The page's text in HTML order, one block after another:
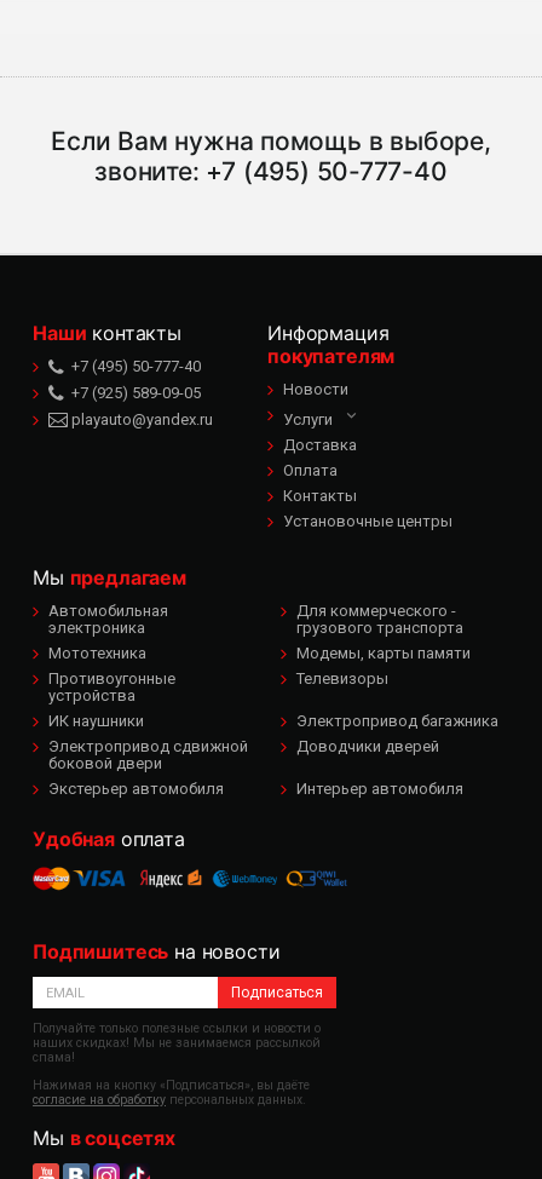
Если Вам нужна помощь в выборе,
звоните: +7 (495) 50-777-40
Наши контакты
+7 (495) 50-777-40
+7 (925) 589-09-05
playauto@yandex.ru
Информация
покупателям
Новости
Услуги
Доставка
Оплата
Контакты
Установочные центры
Мы предлагаем
Автомобильная
электроника
Для коммерческого -
грузового транспорта
Мототехника
Модемы, карты памяти
Противоугонные
устройства
Телевизоры
ИК наушники
Электропривод багажника
Электропривод сдвижной
боковой двери
Доводчики дверей
Экстерьер автомобиля Интерьер автомобиля
Удобнаяоплата
Подпишитесь на новости
Подписаться
Получайте только полезные ссылки и новости о
наших скидках! Мы не занимаемся рассылкой
спама!
Нажимая на кнопку «Подписаться», вы даёте
согласие на обработку персональных данных.
Мы в соцсетях